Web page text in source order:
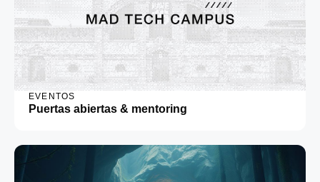
EVENTOS
Puertas abiertas & mentoring